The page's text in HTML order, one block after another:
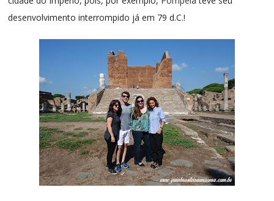
desenvolvimento interrompido já em 79 d.C.!